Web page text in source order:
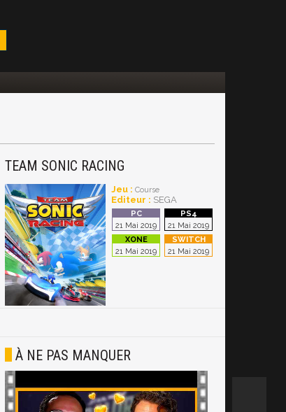
TEAM SONIC RACING
Jeu : Course
Editeur : SEGA
21 Mai 2019 21 Mai 2019
21 Mai 2019 21 Mai 2019
À NE PAS MANQUER